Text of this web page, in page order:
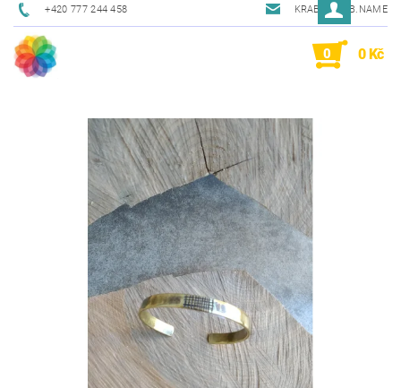
+420 777 244 458 KRAB@KRAB.NAME
0 0 Kč